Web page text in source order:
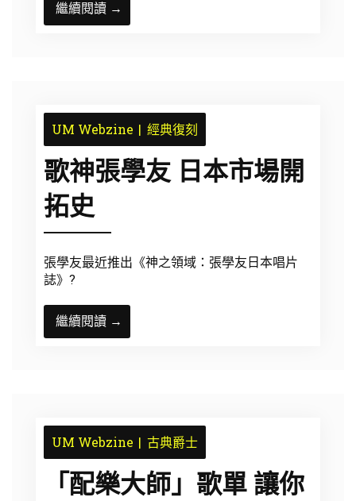
繼續閱讀 →
UM Webzine 經典復刻
歌神張學友 日本市場開
拓史
張學友最近推出《神之領域：張學友日本唱片
誌》?
繼續閱讀 →
UM Webzine 古典爵士
「配樂大師」歌單 讓你